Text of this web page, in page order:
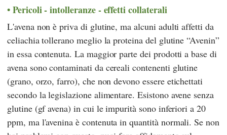
Pericoli - intolleranze - effetti collaterali
L'avena non è priva di glutine, ma alcuni adulti affetti da
celiachia tollerano meglio la proteina del glutine “Avenin”
in essa contenuta. La maggior parte dei prodotti a base di
avena sono contaminati da cereali contenenti glutine
(grano, orzo, farro), che non devono essere etichettati
secondo la legislazione alimentare. Esistono avene senza
glutine (gf avena) in cui le impurità sono inferiori a 20
ppm, ma l'avenina è contenuta in quantità normali. Se non